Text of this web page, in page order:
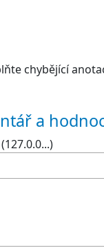
chybějící
a